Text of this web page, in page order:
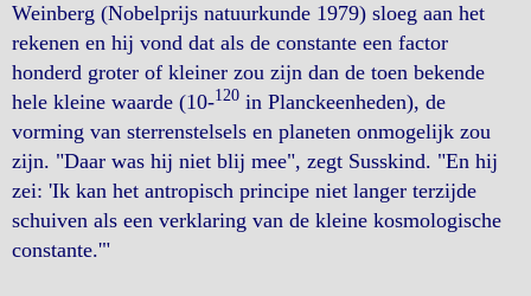
Weinberg (Nobelprijs natuurkunde 1979) sloeg aan het
rekenen en hij vond dat als de constante een factor
honderd groter of kleiner zou zijn dan de toen bekende
hele kleine waarde (10-120 in Planckeenheden), de
vorming van sterrenstelsels en planeten onmogelijk zou
zijn. "Daar was hij niet blij mee", zegt Susskind. "En hij
zei: 'Ik kan het antropisch principe niet langer terzijde
schuiven als een verklaring van de kleine kosmologische
constante.'"